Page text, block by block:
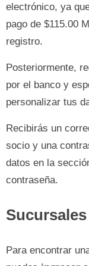
electrónico, ya
pago de $115.00
registro.
Posteriormente,
por el banco y
personalizar tus
Recibirás un
socio y una
datos en la
contraseña.
Para encontrar